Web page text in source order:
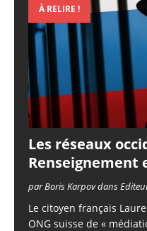
À RELIRE !
Les réseaux
Renseignement
par Boris Karpov dans
Le citoyen français
ONG suisse de «